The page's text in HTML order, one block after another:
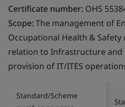
Certificate number: OHS
Scope:The management of
Occupational Health & Safety
relation to Infrastructure and
provision of IT/ITES
Standard/Scheme